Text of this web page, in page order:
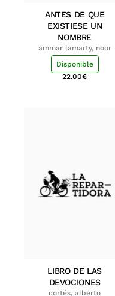
ANTES DE QUE
EXISTIESE UN
NOMBRE
ammar lamarty, noor
Disponible
22.00€
LIBRO DE LAS
DEVOCIONES
cortés, alberto